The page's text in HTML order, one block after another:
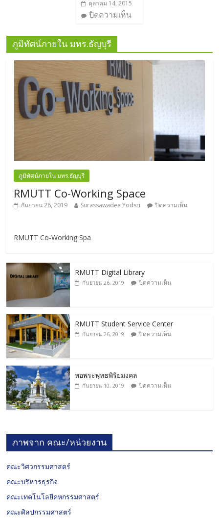
ตุลาคม 14, 2015
ปิดความเห็น
ภูมิทัศน์ภายใน มทร.ธัญบุรี
ภูมิทัศน์ภายใน มทร.ธัญบุรี
RMUTT Co-Working Space
กันยายน 26, 2019 Surassawadee Yodsri ปิดความเห็น
RMUTT Co-Working Spa
RMUTT Digital Library
กันยายน 26, 2019 ปิดความเห็น
RMUTT Student Service Center
กันยายน 26, 2019 ปิดความเห็น
หอพระพุทธพิริยมงคล
กันยายน 10, 2019 ปิดความเห็น
ภาพจาก คณะ/หน่วยงาน
คณะวิศวกรรมศาสตร์
คณะบริหารธุรกิจ
คณะเทคโนโลยีคหกรรมศาสตร์
คณะศิลปกรรมศาสตร์